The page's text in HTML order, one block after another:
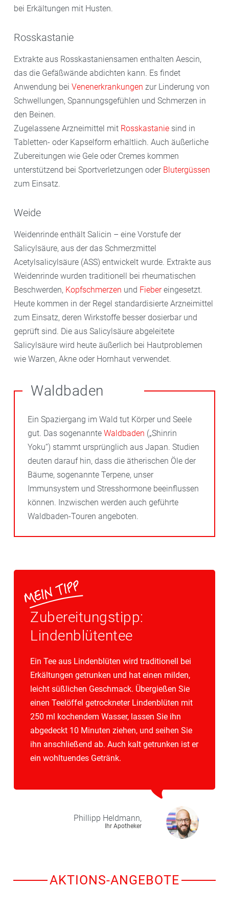
bei Erkältungen mit Husten.
Rosskastanie
Extrakte aus Rosskastaniensamen enthalten Aescin,
das die Gefäßwände abdichten kann. Es findet
Anwendung bei Venenerkrankungen zur Linderung von
Schwellungen, Spannungsgefühlen und Schmerzen in
den Beinen.
Zugelassene Arzneimittel mit Rosskastanie sind in
Tabletten- oder Kapselform erhältlich. Auch äußerliche
Zubereitungen wie Gele oder Cremes kommen
unterstützend bei Sportverletzungen oder Blutergüssen
zum Einsatz.
Weide
Weidenrinde enthält Salicin – eine Vorstufe der
Salicylsäure, aus der das Schmerzmittel
Acetylsalicylsäure (ASS) entwickelt wurde. Extrakte aus
Weidenrinde wurden traditionell bei rheumatischen
Beschwerden, Kopfschmerzen und Fiebereingesetzt.
Heute kommen in der Regel standardisierte Arzneimittel
zum Einsatz, deren Wirkstoffe besser dosierbar und
geprüft sind. Die aus Salicylsäure abgeleitete
Salicylsäure wird heute äußerlich bei Hautproblemen
wie Warzen, Akne oder Hornhaut verwendet.
Waldbaden
Ein Spaziergang im Wald tut Körper und Seele
gut. Das sogenannte Waldbaden („Shinrin
Yoku“) stammt ursprünglich aus Japan. Studien
deuten darauf hin, dass die ätherischen Öle der
Bäume, sogenannte Terpene, unser
Immunsystem und Stresshormone beeinflussen
können. Inzwischen werden auch geführte
Waldbaden-Touren angeboten.
Zubereitungstipp:
Lindenblütentee
Ein Tee aus Lindenblüten wird traditionell bei
Erkältungen getrunken und hat einen milden,
leicht süßlichen Geschmack. Übergießen Sie
einen Teelöffel getrockneter Lindenblüten mit
250 ml kochendem Wasser, lassen Sie ihn
abgedeckt 10 Minuten ziehen, und seihen Sie
ihn anschließend ab. Auch kalt getrunken ist er
ein wohltuendes Getränk.
Phillipp Heldmann,
Ihr Apotheker
AKTIONS-ANGEBOTE